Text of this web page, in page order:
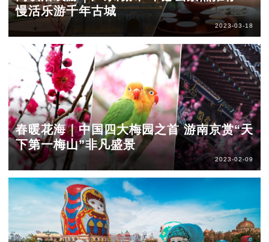
慢活乐游千年古城
2023-03-18
春暖花海｜中国四大梅园之首 游南京赏“天
下第一梅山”非凡盛景
2023-02-09